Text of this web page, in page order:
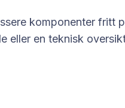
komponenter fritt
eller en teknisk